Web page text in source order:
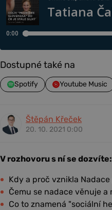
Dostupné také na
Spotify Youtube Music
Štěpán Křeček
20. 10. 2021 0:00
V rozhovoru s ní se dozvíte:
Kdy a proč vznikla
Čemu se nadace věnuje a
Co to znamená "sociální